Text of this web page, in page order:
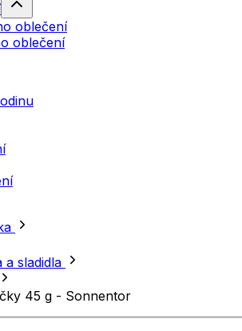
oblečení
oblečení
a sladidla
45 g - Sonnentor